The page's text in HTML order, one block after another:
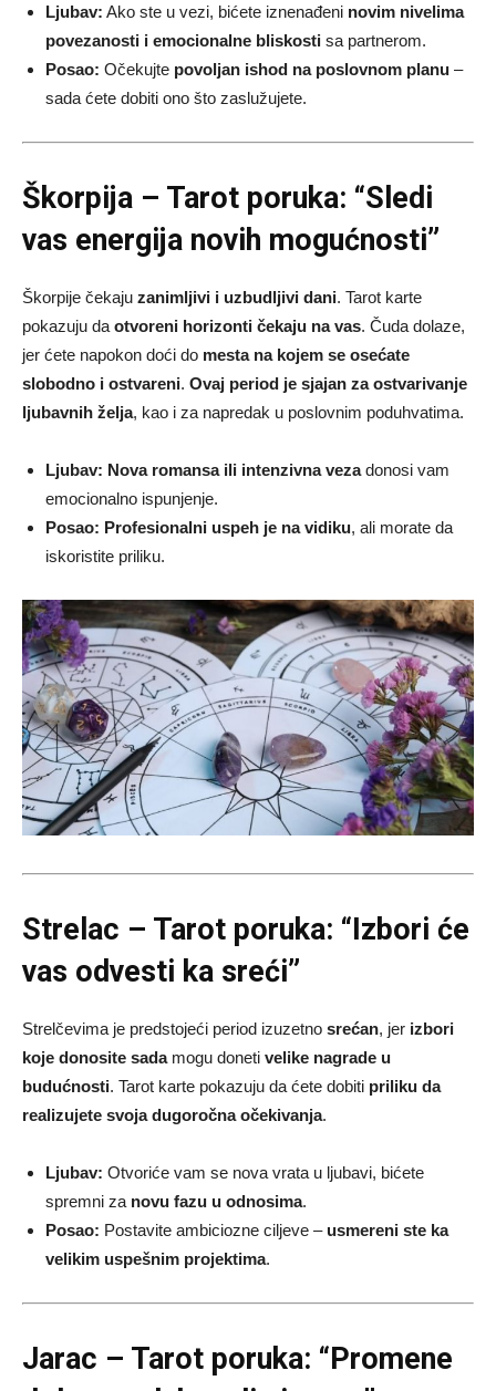
Ljubav: Ako ste u vezi, bićete iznenađeni novim nivelima
povezanosti i emocionalne bliskosti sa partnerom.
Posao: Očekujte povoljan ishod na poslovnom planu –
sada ćete dobiti ono što zaslužujete.
Škorpija – Tarot poruka: “Sledi
vas energija novih mogućnosti”
Škorpije čekaju zanimljivi i uzbudljivi dani. Tarot karte
pokazuju da otvoreni horizonti čekaju na vas. Čuda dolaze,
jer ćete napokon doći do mesta na kojem se osećate
slobodno i ostvareni. Ovaj period je sjajan za ostvarivanje
ljubavnih želja, kao i za napredak u poslovnim poduhvatima.
Ljubav: Nova romansa ili intenzivna vezadonosi vam
emocionalno ispunjenje.
Posao: Profesionalni uspeh je na vidiku, ali morate da
iskoristite priliku.
Strelac – Tarot poruka: “Izbori će
vas odvesti ka sreći”
Strelčevima je predstojeći period izuzetno srećan, jer izbori
koje donosite sadamogu doneti velike nagrade u
budućnosti. Tarot karte pokazuju da ćete dobiti priliku da
realizujete svoja dugoročna očekivanja.
Ljubav: Otvoriće vam se nova vrata u ljubavi, bićete
spremni za novu fazu u odnosima.
Posao: Postavite ambiciozne ciljeve – usmereni ste ka
velikim uspešnim projektima.
Jarac – Tarot poruka: “Promene